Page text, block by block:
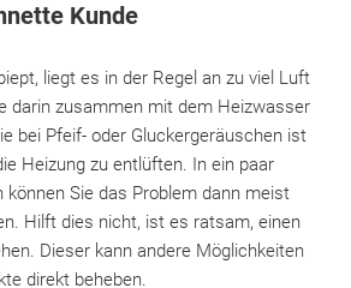
Kunde
liegt es in der Regel an zu viel Luft
darin zusammen mit dem Heizwasser
bei Pfeif- oder Gluckergeräuschen ist
Heizung zu entlüften. In ein paar
Sie das Problem dann meist
Hilft dies nicht, ist es ratsam, einen
Dieser kann andere Möglichkeiten
direkt beheben.